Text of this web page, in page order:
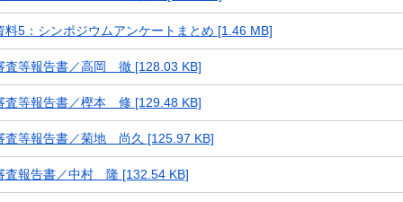
料5：シンポジウムアンケートまとめ [1.46 MB]
査等報告書／高岡 徹 [128.03 KB]
査等報告書／樫本 修 [129.48 KB]
査等報告書／菊地 尚久 [125.97 KB]
査報告書／中村 隆 [132.54 KB]